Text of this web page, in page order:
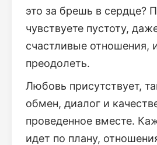
это за брешь в сердце?
чувствуете пустоту,
счастливые отношения,
преодолеть.
Любовь присутствует,
обмен, диалог и
проведенное вместе.
идет по плану,